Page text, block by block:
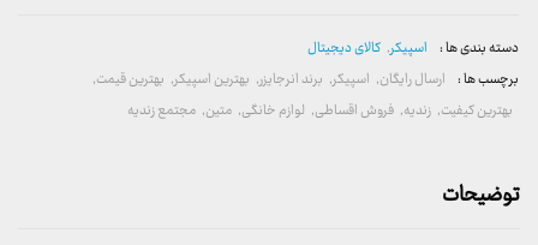
دسته بندی ها : اسپیکر, کالای دیجیتال
برچسب ها : ارسال رایگان, اسپیکر, برند انرجایزر, بهترین اسپیکر, بهترین قیمت,
بهترین کیفیت, زندیه, فروش اقساطی, لوازم خانگی, متین, مجتمع زندیه
توضیحات